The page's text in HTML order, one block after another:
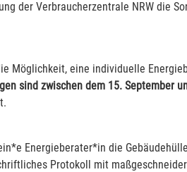
der Verbraucherzentrale NRW die
Möglichkeit, eine individuelle
sind zwischen dem 15. September
Energieberater*in die
Protokoll mit